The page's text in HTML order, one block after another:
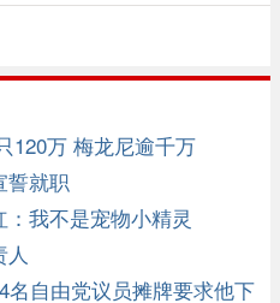
120万 梅龙尼逾千万
誓就职
我不是宠物小精灵
自由党议员摊牌要求他下